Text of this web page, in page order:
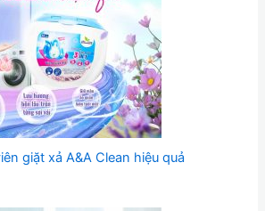
giặt xả A&A Clean hiệu quả